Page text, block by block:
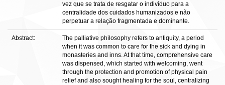
vez que se trata de resgatar o indivíduo para a
centralidade dos cuidados humanizados e não
perpetuar a relação fragmentada e dominante.
Abstract:
The palliative philosophy refers to antiquity, a period
when it was common to care for the sick and dying in
monasteries and inns. At that time, comprehensive care
was dispensed, which started with welcoming, went
through the protection and promotion of physical pain
relief and also sought healing for the soul, centralizing